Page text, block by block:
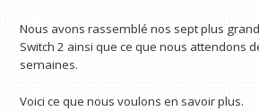
Nous avons rassemblé nos sept plus
Switch 2 ainsi que ce que nous attendons
semaines.
Voici ce que nous voulons en savoir plus.